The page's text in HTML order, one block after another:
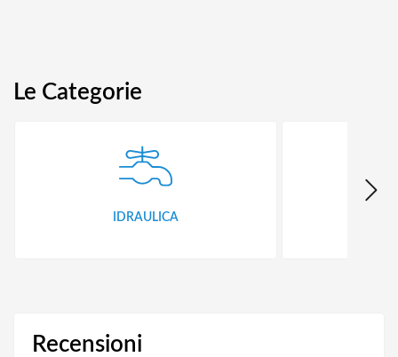
Le Categorie
IDRAULICA
Recensioni